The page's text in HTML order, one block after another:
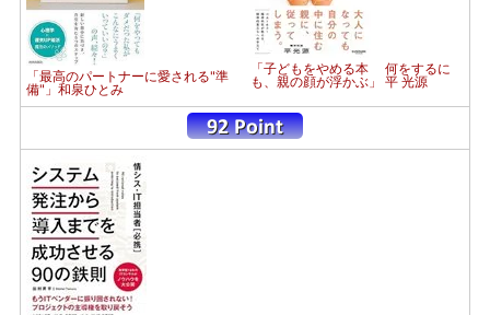
「最高のパートナーに愛される"準
備"」和泉ひとみ
「子どもをやめる本 何をするに
も、親の顔が浮かぶ」 平 光源